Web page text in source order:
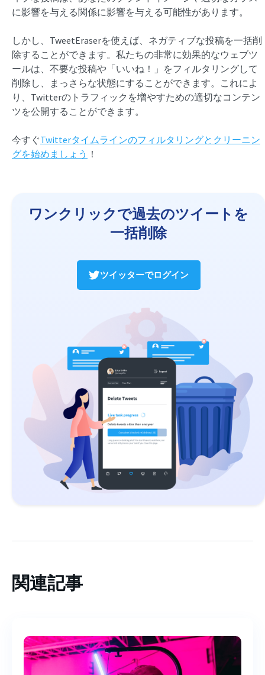
に影響を与える関係に影響を与える可能性があります。
しかし、TweetEraserを使えば、ネガティブな投稿を一括削
除することができます。私たちの非常に効果的なウェブツ
ールは、不要な投稿や「いいね！」をフィルタリングして
削除し、まっさらな状態にすることができます。これによ
り、Twitterのトラフィックを増やすための適切なコンテン
ツを公開することができます。
今すぐTwitterタイムラインのフィルタリングとクリーニン
グを始めましょう ！
ワンクリックで過去のツイートを
一括削除
ツイッターでログイン
関連記事